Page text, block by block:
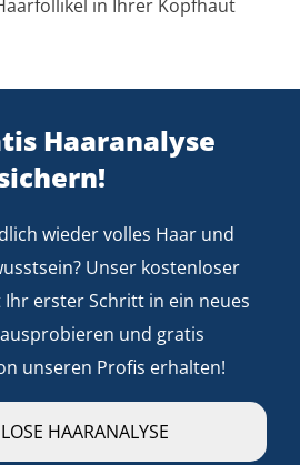
in Ihrer Kopfhaut
Haaranalyse
wieder volles Haar und
Unser kostenloser
erster Schritt in ein neues
ausprobieren und gratis
unseren Profis erhalten!
HAARANALYSE